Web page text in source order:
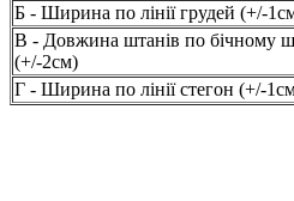
Б - Ширина по лінії грудей (+/-
В - Довжина штанів по бічному
(+/-2см)
Г - Ширина по лінії стегон (+/-